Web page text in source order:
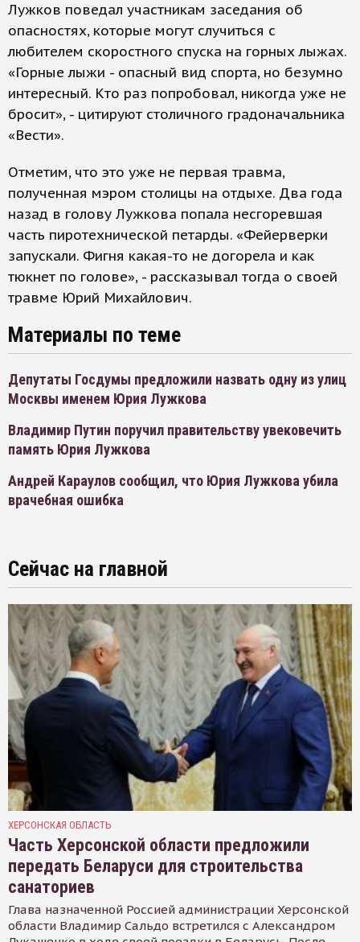
Лужков поведал участникам заседания об
опасностях, которые могут случиться с
любителем скоростного спуска на горных лыжах.
«Горные лыжи - опасный вид спорта, но безумно
интересный. Кто раз попробовал, никогда уже не
бросит», - цитируют столичного градоначальника
«Вести».
Отметим, что это уже не первая травма,
полученная мэром столицы на отдыхе. Два года
назад в голову Лужкова попала несгоревшая
часть пиротехнической петарды. «Фейерверки
запускали. Фигня какая-то не догорела и как
тюкнет по голове», - рассказывал тогда о своей
травме Юрий Михайлович.
Материалы по теме
Депутаты Госдумы предложили назвать одну из улиц
Москвы именем Юрия Лужкова
Владимир Путин поручил правительству увековечить
память Юрия Лужкова
Андрей Караулов сообщил, что Юрия Лужкова убила
врачебная ошибка
Сейчас на главной
ХЕРСОНСКАЯ ОБЛАСТЬ
Часть Херсонской области предложили
передать Беларуси для строительства
санаториев
Глава назначенной Россией администрации Херсонской
области Владимир Сальдо встретился с Александром